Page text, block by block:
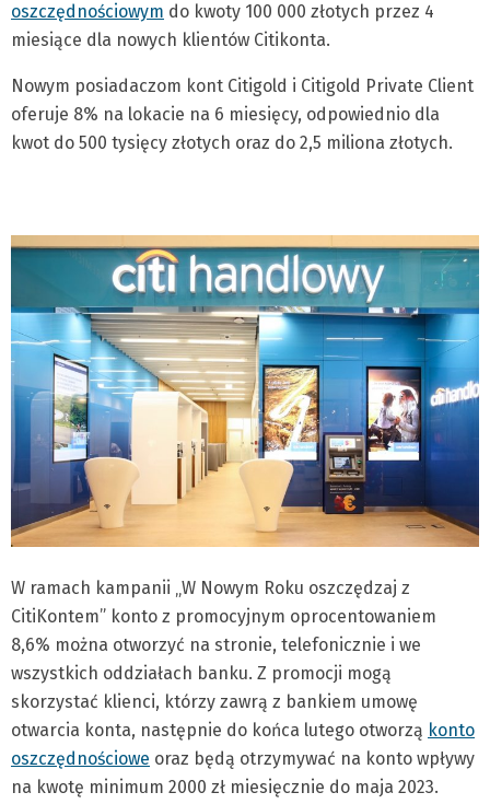
oszczędnościowym do kwoty 100 000 złotych przez 4
miesiące dla nowych klientów Citikonta.
Nowym posiadaczom kont Citigold i Citigold Private Client
oferuje 8% na lokacie na 6 miesięcy, odpowiednio dla
kwot do 500 tysięcy złotych oraz do 2,5 miliona złotych.
W ramach kampanii „W Nowym Roku oszczędzaj z
CitiKontem” konto z promocyjnym oprocentowaniem
8,6% można otworzyć na stronie, telefonicznie i we
wszystkich oddziałach banku. Z promocji mogą
skorzystać klienci, którzy zawrą z bankiem umowę
otwarcia konta, następnie do końca lutego otworzą konto
oszczędnościowe oraz będą otrzymywać na konto wpływy
na kwotę minimum 2000 zł miesięcznie do maja 2023.